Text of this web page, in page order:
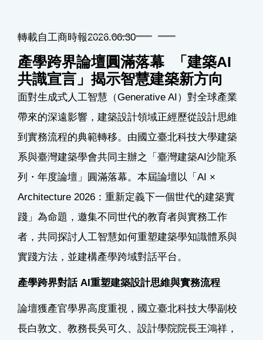
轉載自工商時報2026.06.30
產學跨界論壇圓滿落幕 「建築AI
共識宣言」揭示智慧建築新方向
面對生成式人工智慧（Generative AI）對全球產業
帶來的深遠影響，建築設計領域正經歷從設計思維
到實務流程的典範轉移。由國立臺北科技大學建築
系與臺灣建築學會共同主辦之「臺灣建築AI沙龍系
列・年度論壇」圓滿落幕。本屆論壇以「AI ×
Architecture 2026：重新定義下一個世代的建築實
踐」為命題，邀集不同世代的教育者與實務工作
者，共同探討人工智慧如何重塑建築學知識體系與
實踐方法，並建構產學跨域對話平台。
產學跨界對話 AI重塑建築設計思維與實務流程
論壇獲產官學界高度重視，國立臺北科技大學副校
長白敦文、教務長吳可久、設計學院院長王鴻祥，